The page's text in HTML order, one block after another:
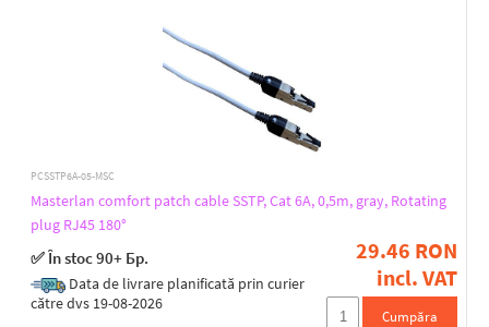
PCSSTP6A-05-MSC
Masterlan comfort patch cable SSTP, Cat 6A, 0,5m, gray, Rotating
plug RJ45 180°
✅ În stoc 90+ Бр.
Data de livrare planificată prin curier
către dvs 19-08-2026
29.46 RON
incl. VAT
Cumpăra